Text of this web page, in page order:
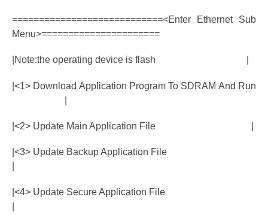
============================<Enter Ethernet Sub
Menu>======================
|Note:the operating device is flash |
|<1> Download Application Program To SDRAM And Run
|<2> Update Main Application File |
|<3> Update Backup Application File
|<4> Update Secure Application File